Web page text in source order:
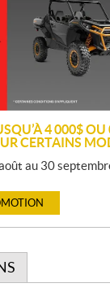
4 000$ OU
CERTAINS
au 30